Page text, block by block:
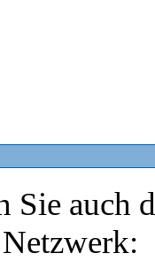
Sie auch